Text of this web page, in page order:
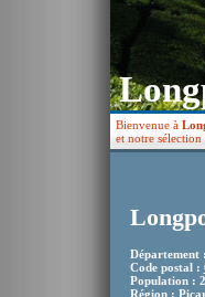
Bienvenue à
et notre sélection
Département :
Code postal :
Population :
Région :